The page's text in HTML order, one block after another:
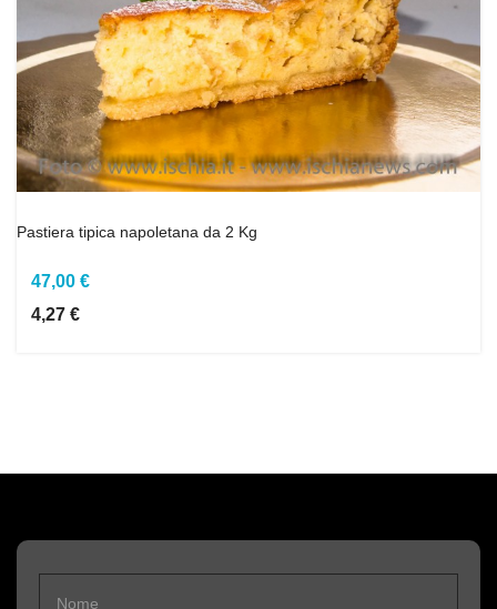
Pastiera tipica napoletana da 2 Kg
47,00 €
4,27 €